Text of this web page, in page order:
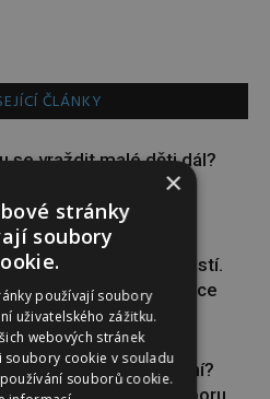
ČLÁNKY
se vraždit malé děti dál?
není samozřejmostí.
asistovaná reprodukce
systém v ohrožení?
moderní nutriční podporu
×
stránky
soubory
používají soubory
uživatelského zážitku.
webových stránek
soubory cookie v souladu
souborů cookie.